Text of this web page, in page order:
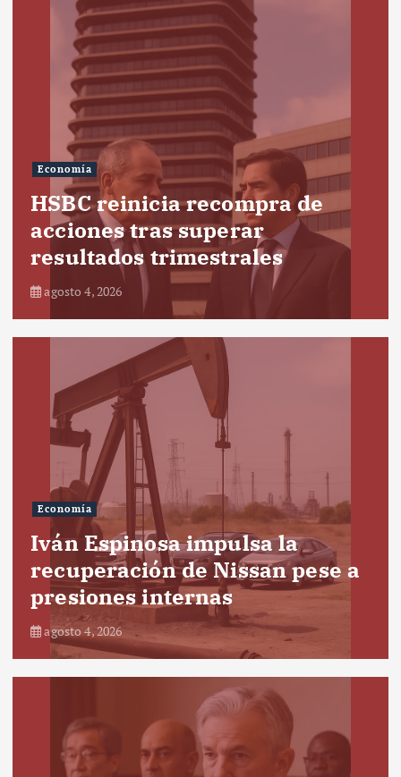
Economía
HSBC reinicia recompra de
acciones tras superar
resultados trimestrales
agosto 4, 2026
Economía
Iván Espinosa impulsa la
recuperación de Nissan pese a
presiones internas
agosto 4, 2026